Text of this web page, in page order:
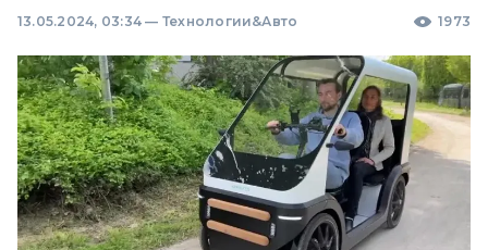
13.05.2024, 03:34 — Технологии&Авто 1973